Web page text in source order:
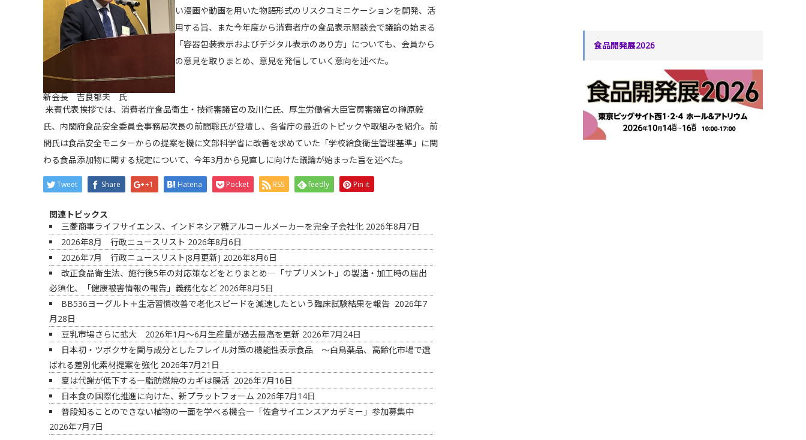
新会長 吉良郁夫 氏
い漫画や動画を用いた物語形式のリスクコミニケーションを開発、活
用する旨、また今年度から消費者庁の食品表示懇談会で議論の始まる
「容器包装表示およびデジタル表示のあり方」についても、会員から
の意見を取りまとめ、意見を発信していく意向を述べた。
来賓代表挨拶では、消費者庁食品衛生・技術審議官の及川仁氏、厚生労働省大臣官房審議官の榊原毅
氏、内閣府食品安全委員会事務局次長の前間聡氏が登壇し、各省庁の最近のトピックや取組みを紹介。前
間氏は食品安全モニターからの提案を機に文部科学省に改善を求めていた「学校給食衛生管理基準」に関
わる食品添加物に関する規定について、今年3月から見直しに向けた議論が始まった旨を述べた。
Tweet Share +1 Hatena Pocket RSS feedly Pin it
関連トピックス
三菱商事ライフサイエンス、インドネシア糖アルコールメーカーを完全子会社化 2026年8月7日
2026年8月 行政ニュースリスト 2026年8月6日
2026年7月 行政ニュースリスト(8月更新) 2026年8月6日
改正食品衛生法、施行後5年の対応策などをとりまとめ―「サプリメント」の製造・加工時の届出
必須化、「健康被害情報の報告」義務化など 2026年8月5日
BB536ヨーグルト＋生活習慣改善で老化スピードを減速したという臨床試験結果を報告 2026年7
月28日
豆乳市場さらに拡大 2026年1月～6月生産量が過去最高を更新 2026年7月24日
日本初・ツボクサを関与成分としたフレイル対策の機能性表示食品 ～白鳥薬品、高齢化市場で選
ばれる差別化素材提案を強化 2026年7月21日
夏は代謝が低下する―脂肪燃焼のカギは腸活 2026年7月16日
日本食の国際化推進に向けた、新プラットフォーム 2026年7月14日
普段知ることのできない植物の一面を学べる機会―「佐倉サイエンスアカデミー」参加募集中
2026年7月7日
食品開発展2026